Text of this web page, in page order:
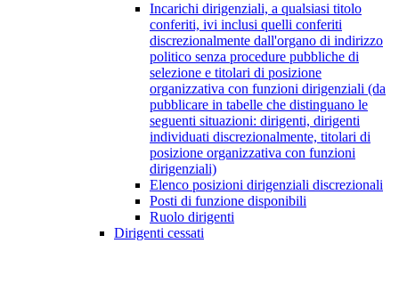
Incarichi dirigenziali, a qualsiasi titolo
conferiti, ivi inclusi quelli conferiti
discrezionalmente dall'organo di indirizzo
politico senza procedure pubbliche di
selezione e titolari di posizione
organizzativa con funzioni dirigenziali (da
pubblicare in tabelle che distinguano le
seguenti situazioni: dirigenti, dirigenti
individuati discrezionalmente, titolari di
posizione organizzativa con funzioni
dirigenziali)
Elenco posizioni dirigenziali discrezionali
Posti di funzione disponibili
Ruolo dirigenti
Dirigenti cessati